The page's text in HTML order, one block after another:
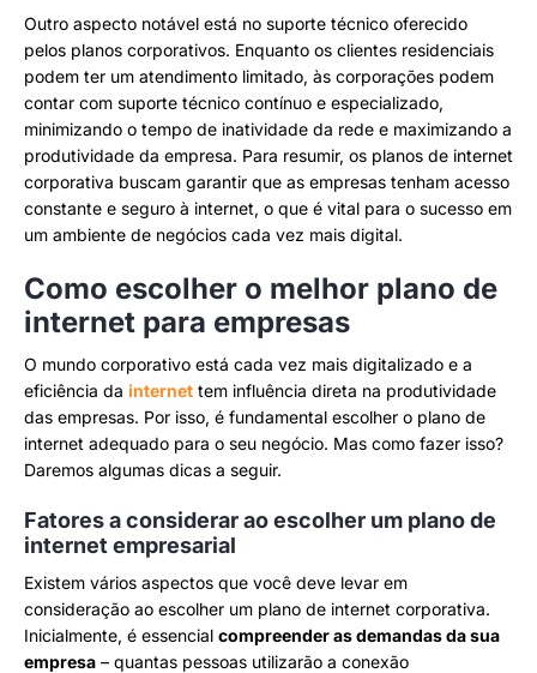
Outro aspecto notável está no suporte técnico oferecido
pelos planos corporativos. Enquanto os clientes residenciais
podem ter um atendimento limitado, às corporações podem
contar com suporte técnico contínuo e especializado,
minimizando o tempo de inatividade da rede e maximizando a
produtividade da empresa. Para resumir, os planos de internet
corporativa buscam garantir que as empresas tenham acesso
constante e seguro à internet, o que é vital para o sucesso em
um ambiente de negócios cada vez mais digital.
Como escolher o melhor plano de
internet para empresas
O mundo corporativo está cada vez mais digitalizado e a
eficiência da internet tem influência direta na produtividade
das empresas. Por isso, é fundamental escolher o plano de
internet adequado para o seu negócio. Mas como fazer isso?
Daremos algumas dicas a seguir.
Fatores a considerar ao escolher um plano de
internet empresarial
Existem vários aspectos que você deve levar em
consideração ao escolher um plano de internet corporativa.
Inicialmente, é essencial compreender as demandas da sua
empresa – quantas pessoas utilizarão a conexão